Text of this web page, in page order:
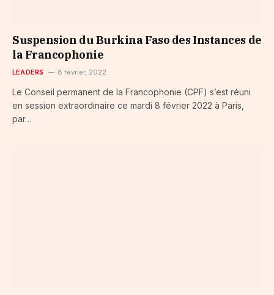
Suspension du Burkina Faso des Instances de
la Francophonie
LEADERS 8 février, 2022
Le Conseil permanent de la Francophonie (CPF) s’est réuni
en session extraordinaire ce mardi 8 février 2022 à Paris,
par…